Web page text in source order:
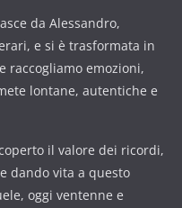
da Alessandro,
e si è trasformata in
raccogliamo emozioni,
lontane, autentiche e
il valore dei ricordi,
dando vita a questo
oggi ventenne e